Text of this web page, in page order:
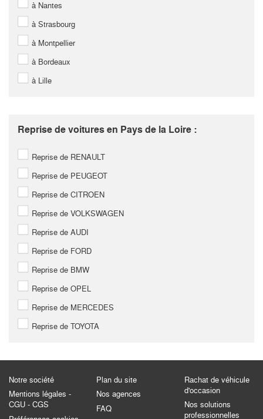
à Nantes
à Strasbourg
à Montpellier
à Bordeaux
à Lille
Reprise de voitures en Pays de la Loire :
Reprise de RENAULT
Reprise de PEUGEOT
Reprise de CITROEN
Reprise de VOLKSWAGEN
Reprise de AUDI
Reprise de FORD
Reprise de BMW
Reprise de OPEL
Reprise de MERCEDES
Reprise de TOYOTA
Notre société
Mentions légales -
CGU - CGS
Plan du site
Nos agences
FAQ
Rachat de véhicule
d'occasion
Nos solutions
professionnelles